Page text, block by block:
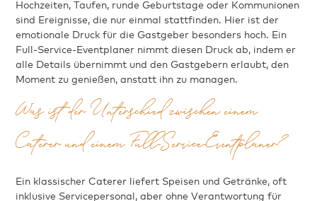
Hochzeiten, Taufen, runde Geburtstage oder Kommunionen
sind Ereignisse, die nur einmal stattfinden. Hier ist der
emotionale Druck für die Gastgeber besonders hoch. Ein
Full-Service-Eventplaner nimmt diesen Druck ab, indem er
alle Details übernimmt und den Gastgebern erlaubt, den
Moment zu genießen, anstatt ihn zu managen.
Was ist der Unterschied zwischen einem
Caterer und einem Full-Service-Eventplaner?
Ein klassischer Caterer liefert Speisen und Getränke, oft
inklusive Servicepersonal, aber ohne Verantwortung für